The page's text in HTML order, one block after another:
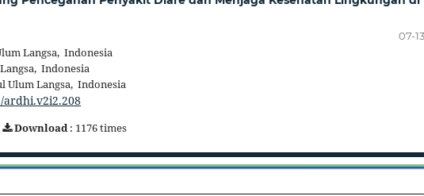
Langsa, Indonesia
Indonesia
Ulum Langsa, Indonesia
07-13
ardhi.v2i2.208
Download: 1176 times